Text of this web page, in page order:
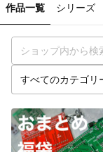
作品一覧 シリーズ